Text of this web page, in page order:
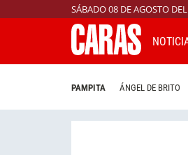
SÁBADO 08 DE AGOSTO
PAMPITA ÁNGEL DE BRITO